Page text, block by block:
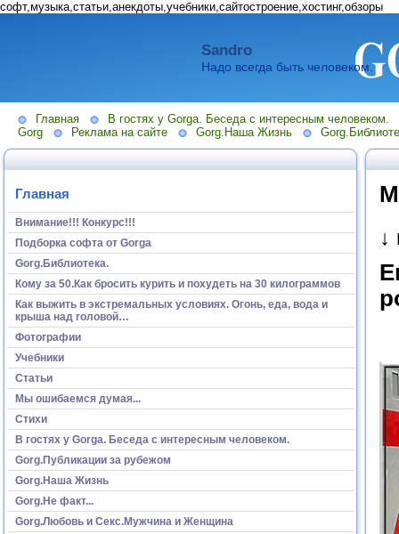
софт,музыка,статьи,анекдоты,учебники,сайтостроение,хостинг,обзоры
Sandro
Надо всегда быть человеком.
Главная
В гостях у Gorga. Беседа с интересным человеком.
Gorg
Реклама на сайте Gorg.Наша Жизнь
Главная
Внимание!!! Конкурс!!!
Подборка софта от Gorga
Gorg.Библиотека.
Кому за 50.Как бросить курить и похудеть на 30 килограммов
Как выжить в экстремальных условиях. Огонь, еда, вода и
крыша над головой…
Фотографии
Учебники
Статьи
Мы ошибаемся думая...
Стихи
В гостях у Gorga. Беседа с интересным человеком.
Gorg.Публикации за рубежом
Gorg.Наша Жизнь
Gorg.Не факт...
Gorg.Любовь и Секс.Мужчина и Женщина